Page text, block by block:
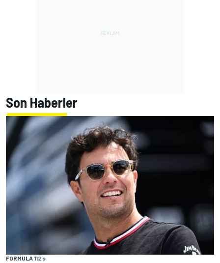
Son Haberler
FORMULA 112 s